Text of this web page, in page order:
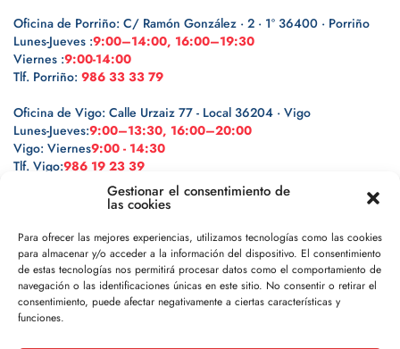
Gestionar el consentimiento de
las cookies
Para ofrecer las mejores experiencias, utilizamos tecnologías como las cookies
para almacenar y/o acceder a la información del dispositivo. El consentimiento
de estas tecnologías nos permitirá procesar datos como el comportamiento de
navegación o las identificaciones únicas en este sitio. No consentir o retirar el
consentimiento, puede afectar negativamente a ciertas características y
funciones.
Oficina de Porriño: C/ Ramón González · 2 · 1º 36400 · Porriño
Lunes-Jueves :9:00–14:00, 16:00–19:30
Viernes :9:00-14:00
Tlf. Porriño: 986 33 33 79
Oficina de Vigo: Calle Urzaiz 77 - Local 36204 · Vigo
Lunes-Jueves:9:00–13:30, 16:00–20:00
Vigo: Viernes9:00 - 14:30
Tlf. Vigo:986 19 23 39
Legal
Política de privacidad